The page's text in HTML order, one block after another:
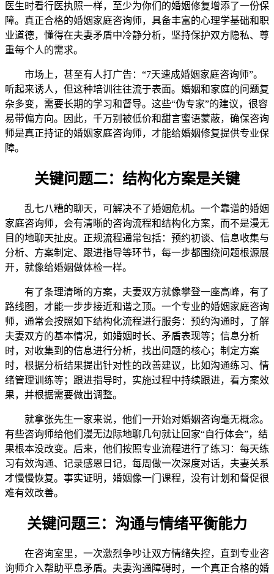
医生时看行医执照一样，至少为你们的婚姻修复增添了一份保
障。真正合格的婚姻家庭咨询师，具备丰富的心理学基础和职
业道德，懂得在夫妻矛盾中冷静分析，坚持保护双方隐私、尊
重每个人的需求。
市场上，甚至有人打广告：“7天速成婚姻家庭咨询师”。
听起来诱人，但这种培训往往流于表面。婚姻和家庭的问题复
杂多变，需要长期的学习和督导。这些“伪专家”的建议，很容
易带偏方向。因此，千万别被低价和甜言蜜语蒙蔽，确保咨询
师是真正持证的婚姻家庭咨询师，才能给婚姻修复提供专业保
障。
关键问题二：结构化方案是关键
乱七八糟的聊天，可解决不了婚姻危机。一个靠谱的婚姻
家庭咨询师，会有清晰的咨询流程和结构化方案，而不是漫无
目的地聊天扯皮。正规流程通常包括：预约初谈、信息收集与
分析、方案制定、跟进指导等环节，每一步都围绕问题根源展
开，就像给婚姻做体检一样。
有了条理清晰的方案，夫妻双方就像攀登一座高峰，有了
路线图，才能一步步接近和谐之顶。一个专业的婚姻家庭咨询
师，通常会按照如下结构化流程进行服务：预约沟通时，了解
夫妻双方的基本情况，如婚姻时长、矛盾表现等；信息分析
时，对收集到的信息进行分析，找出问题的核心；制定方案
时，根据分析结果提出针对性的改善建议，比如沟通练习、情
绪管理训练等；跟进指导时，实施过程中持续跟进，看方案效
果，并根据需要做出调整。
就拿张先生一家来说，他们一开始对婚姻咨询毫无概念。
有些咨询师给他们漫无边际地聊几句就让回家“自行体会”，结
果根本没改变。后来，他们按照专业流程进行了练习：每天练
习有效沟通、记录感恩日记，每周做一次深度对话，夫妻关系
才慢慢恢复。事实证明，婚姻像一门课程，没有计划和督促很
难有效改善。
关键问题三：沟通与情绪平衡能力
在咨询室里，一次激烈争吵让双方情绪失控，直到专业咨
询师介入帮助平息矛盾。夫妻沟通障碍时，一个真正合格的婚